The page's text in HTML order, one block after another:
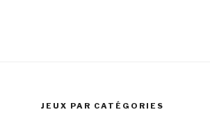
JEUX PAR CATÉGORIES